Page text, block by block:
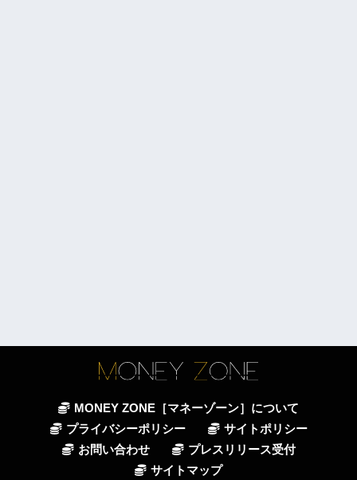
MONEY ZONE［マネーゾーン］について
プライバシーポリシー
サイトポリシー
お問い合わせ
プレスリリース受付
サイトマップ